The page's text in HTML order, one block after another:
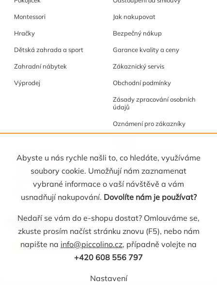
Abyste u nás rychle našli to, co hledáte, využíváme
soubory cookie. Umožňují nám zaznamenat
vybrané informace o vaší návštěvě a vám
usnadňují nakupování. Dovolíte nám je používat?
Nedaří se vám do e-shopu dostat? Omlouváme se,
zkuste prosím načíst stránku znovu (F5), nebo nám
napište na info@piccolino.cz, případně volejte na
+420 608 556 797
Nastavení
Montessori
Hračky
Dětská zahrada a sport
Zahradní nábytek
Výprodej
Jak nakupovat
Bezpečný nákup
Garance kvality a ceny
Zákaznický servis
Obchodní podmínky
Zásady zpracování osobních
údajů
Oznámení pro zákazníky
Akce a tipy
Akční nabídka
Osobní kabinet
Registrace
Oblíbené
Kontakt
info@piccolino.cz 608 556 797